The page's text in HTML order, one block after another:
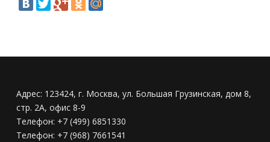
Адрес: 123424, г. Москва, ул. Большая Грузинская, дом 8,
стр. 2А, офис 8-9
Телефон: +7 (499) 6851330
Телефон: +7 (968) 7661541